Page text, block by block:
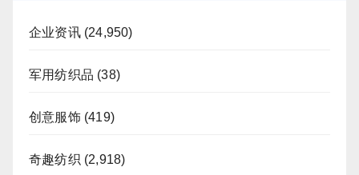
企业资讯(24,950)
军用纺织品 (38)
创意服饰(419)
奇趣纺织 (2,918)